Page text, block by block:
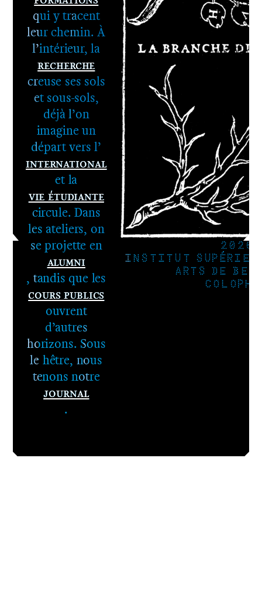
1er cycle -
Le DNA
2e cycle -
Le DNSEP
qui y tracent
leur chemin. À
l’intérieur, la
Recherche
creuse ses sols
et sous-sols,
déjà l’on
imagine un
départ vers l’
International
et la
Vie étudiante
circule. Dans
les ateliers, on
se projette en
Alumni
, tandis que les
Cours publics
ouvrent
d’autres
horizons. Sous
le hêtre, nous
tenons notre
Journal
.
2026
INSTITUT
ARTS DE